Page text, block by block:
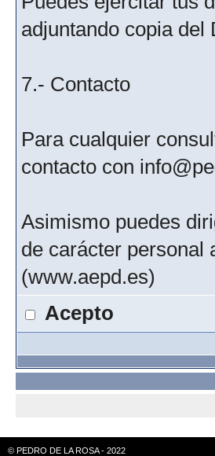
adjuntando copia del
7.- Contacto
Para cualquier
contacto con
Asimismo puedes
de carácter personal
(www.aepd.es)
Acepto
© PEDRO DE LA ROSA - 2022